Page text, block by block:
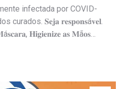
infectada por COVID-
curados. 𝐒𝐞𝐣𝐚 𝐫𝐞𝐬𝐩𝐨𝐧𝐬á𝐯𝐞𝐥.
𝐇𝐢𝐠𝐢𝐞𝐧𝐢𝐳𝐞 𝐚𝐬 𝐌ã𝐨𝐬…